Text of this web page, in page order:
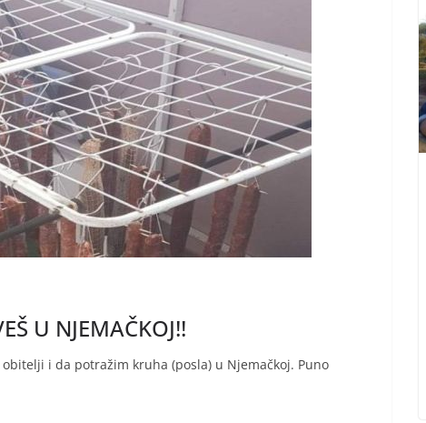
U NJEMAČKOJ!!
i da potražim kruha (posla) u Njemačkoj. Puno